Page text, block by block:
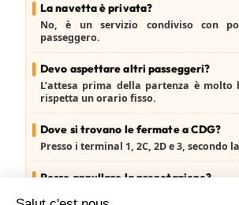
La navetta è privata?
No, è un servizio condivisocon
passeggero.
Devo aspettare altri passeggeri?
L’attesa prima della partenza è molto
rispetta unorario fisso.
Dove si trovano le fermate a CDG?
Presso i terminal 1, 2C, 2D e 3, secondo
Posso annullare la prenotazione?